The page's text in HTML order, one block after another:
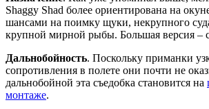
Shaggy Shad более ориентирована на
шансами на поимку щуки, некрупного
крупной мирной рыбы. Большая версия –
Дальнобойность. Поскольку приманки
сопротивления в полете они почти не
дальнобойной эта съедобка становится на
монтаже.